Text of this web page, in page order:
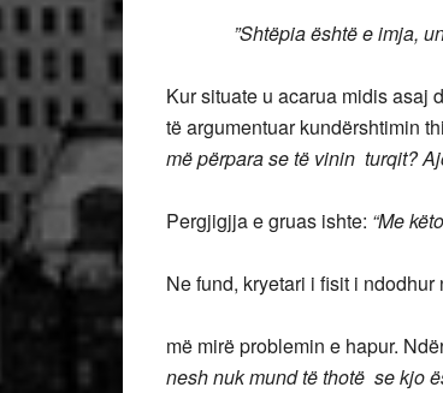
”Shtëpia është e imja,
Kur situate u acarua midis asaj
të argumentuar kundërshtimin
më përpara se të vinin turqit?
Pergjigjja e gruas ishte: “Me
Ne fund, kryetari i fisit i
më mirë problemin e hapur.
nesh nuk mund të thotë se kjo